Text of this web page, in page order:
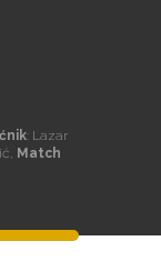
: Lazar
Match